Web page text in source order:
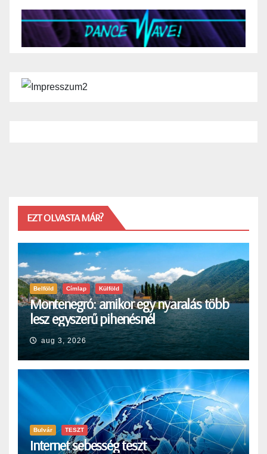
EZT OLVASTA MÁR?
Belföld Címlap Külföld
Montenegró: amikor egy nyaralás több
lesz egyszerű pihenésnél
aug 3, 2026
Bulvár TESZT
Internet sebesség teszt